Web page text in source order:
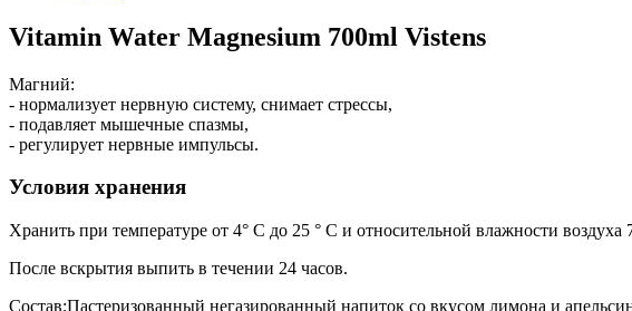
Vitamin Water Magnesium 700ml Vistens
Магний:
- нормализует нервную систему, снимает стрессы,
- подавляет мышечные спазмы,
- регулирует нервные импульсы.
Условия хранения
Хранить при температуре от 4° C до 25 ° C и относительной влажности
После вскрытия выпить в течении 24 часов.
Состав:Пастеризованный негазированный напиток со вкусом лимона и